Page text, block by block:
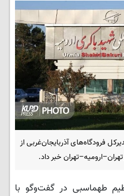
فرودگاه‌های آذربایجان‌غربی از
تهران–ارومیه–تهران خبر داد.
طهماسبی در گفت‌وگو با